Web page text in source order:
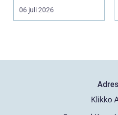
uppvärmningskostnad
06 juli 2026